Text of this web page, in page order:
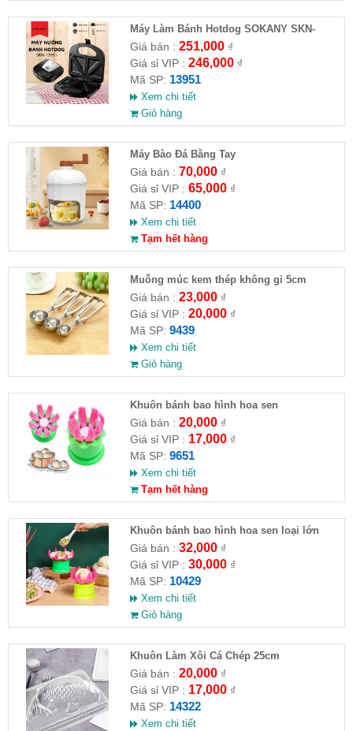
Máy Làm Bánh Hotdog SOKANY SKN-
13951
Giá bán : 251,000₫
Giá sỉ VIP : 246,000₫
Mã SP: 13951
Xem chi tiết
Giỏ hàng
Máy Bào Đá Bằng Tay
Giá bán : 70,000₫
Giá sỉ VIP : 65,000₫
Mã SP: 14400
Xem chi tiết
Tạm hết hàng
Muỗng múc kem thép không gỉ 5cm
Giá bán : 23,000₫
Giá sỉ VIP : 20,000₫
Mã SP: 9439
Xem chi tiết
Giỏ hàng
Khuôn bánh bao hình hoa sen
Giá bán : 20,000₫
Giá sỉ VIP : 17,000₫
Mã SP: 9651
Xem chi tiết
Tạm hết hàng
Khuôn bánh bao hình hoa sen loại lớn
Giá bán : 32,000₫
Giá sỉ VIP : 30,000₫
Mã SP: 10429
Xem chi tiết
Giỏ hàng
Khuôn Làm Xôi Cá Chép 25cm
Giá bán : 20,000₫
Giá sỉ VIP : 17,000₫
Mã SP: 14322
Xem chi tiết